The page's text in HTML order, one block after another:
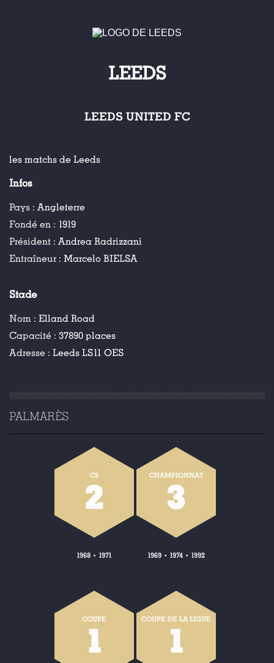
LEEDS
LEEDS UNITED FC
les matchs de Leeds
Infos
Pays : Angleterre
Fondé en : 1919
Président : Andrea Radrizzani
Entraîneur : Marcelo BIELSA
Stade
Nom : Elland Road
Capacité : 37890 places
Adresse : Leeds LS11 OES
PALMARÈS
C3
2
1968 • 1971
CHAMPIONNAT
3
1969 • 1974 • 1992
COUPE
1
COUPE DE LA LIGUE
1